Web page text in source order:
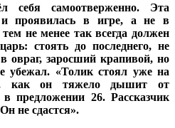
Эта
и проявилась в игре, а не в
не менее так всегда должен
стоять до последнего, не
овраг, заросший крапивой, но
убежал. «Толик стоял уже на
как он тяжело дышит от
предложении 26. Рассказчик
не сдастся».